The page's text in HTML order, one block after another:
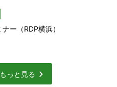
ー（RDP横浜）
っと見る